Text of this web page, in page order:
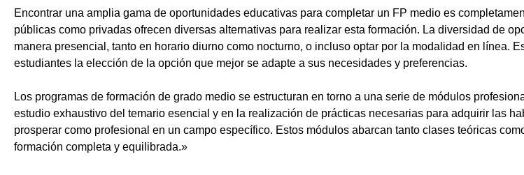
Encontrar una amplia gama de oportunidades educativas para completar un FP medio es
públicas como privadas ofrecen diversas alternativas para realizar esta formación. La diversidad de
manera presencial, tanto en horario diurno como nocturno, o incluso optar por la modalidad en línea.
estudiantes la elección de la opción que mejor se adapte a sus necesidades y preferencias.
Los programas de formación de grado medio se estructuran en torno a una serie de módulos
estudio exhaustivo del temario esencial y en la realización de prácticas necesarias para adquirir las
prosperar como profesional en un campo específico. Estos módulos abarcan tanto clases teóricas
formación completa y equilibrada.»